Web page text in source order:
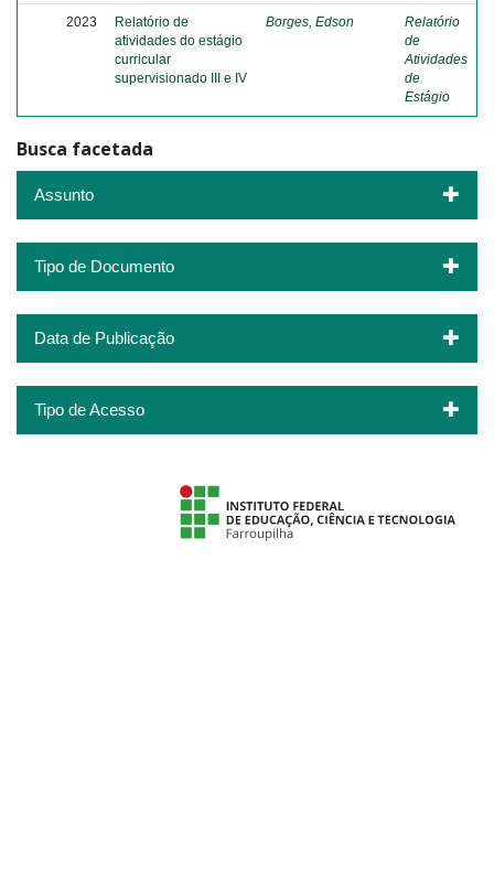
2023
Relatório de
atividades do estágio
curricular
supervisionado III e IV
Borges, Edson
Relatório
de
Atividades
de
Estágio
Busca facetada
Assunto
Tipo de Documento
Data de Publicação
Tipo de Acesso